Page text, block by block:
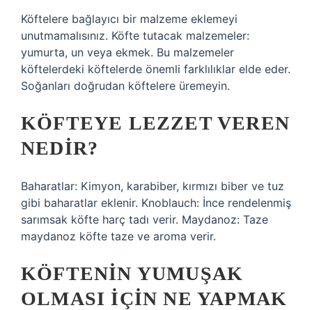
Köftelere bağlayıcı bir malzeme eklemeyi
unutmamalısınız. Köfte tutacak malzemeler:
yumurta, un veya ekmek. Bu malzemeler
köftelerdeki köftelerde önemli farklılıklar elde eder.
Soğanları doğrudan köftelere üremeyin.
KÖFTEYE LEZZET VEREN
NEDIR?
Baharatlar: Kimyon, karabiber, kırmızı biber ve tuz
gibi baharatlar eklenir. Knoblauch: İnce rendelenmiş
sarımsak köfte harç tadı verir. Maydanoz: Taze
maydanoz köfte taze ve aroma verir.
KÖFTENIN YUMUŞAK
OLMASI IÇIN NE YAPMAK